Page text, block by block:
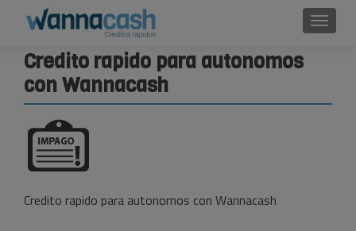
Credito rapido para autonomos
con Wannacash
Credito rapido para autonomos con Wannacash